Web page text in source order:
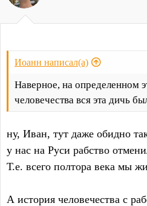
Иоанн написал(а)
Наверное, на определенном
человечества вся эта дичь
ну, Иван, тут даже обидно
у нас на Руси рабство
Т.е. всего полтора века мы
А история человечества с